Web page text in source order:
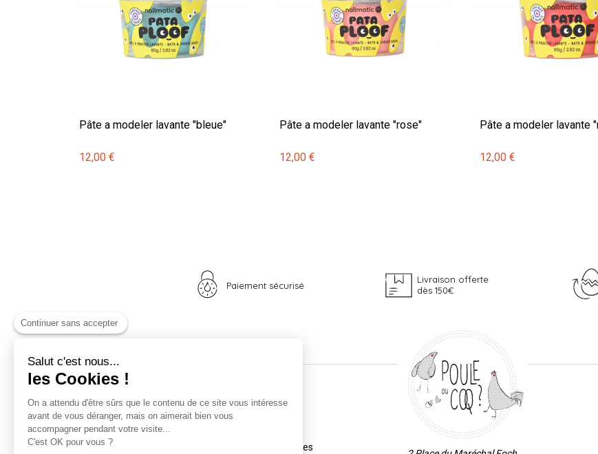
Pâte a modeler lavante "bleue"
12,00 €
Pâte a modeler lavante "rose"
12,00 €
Pâte a modeler lavante
12,00 €
Paiement sécurisé
Livraison offerte
dès 150€
Nos univers
Nid douillet
Madame Poule
Monsieur Coq
Informations
La boutique
Coordonnées et horaires
Continuer sans accepter
Salut c'est nous...
les Cookies !
On a attendu d'être sûrs que le contenu de ce site vous intéresse
avant de vous déranger, mais on aimerait bien vous
accompagner pendant votre visite...
C'est OK pour vous ?